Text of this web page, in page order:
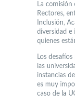
La comisión
Rectores,
Inclusión,
diversidad e
quienes
Los
las
instancias
es muy
caso de la